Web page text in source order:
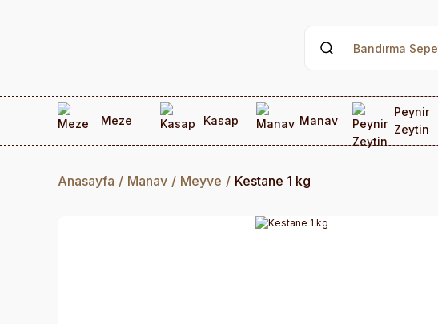
Meze Kasap Manav
Peynir
Zeytin
Anasayfa Manav Meyve Kestane 1 kg